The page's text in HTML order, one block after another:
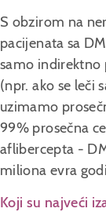
S obzirom na
pacijenata sa
samo indirektno
(npr. ako se leči
uzimamo
99% prosečna
aflibercepta -
miliona evra
Koji su najveći